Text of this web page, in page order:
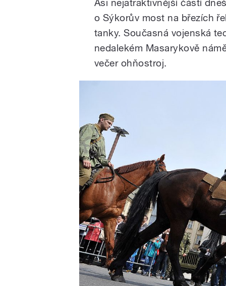
Asi nejatraktivnější částí
o Sýkorův most na březích
tanky. Současná vojenská
nedalekém Masarykově
večer ohňostroj.